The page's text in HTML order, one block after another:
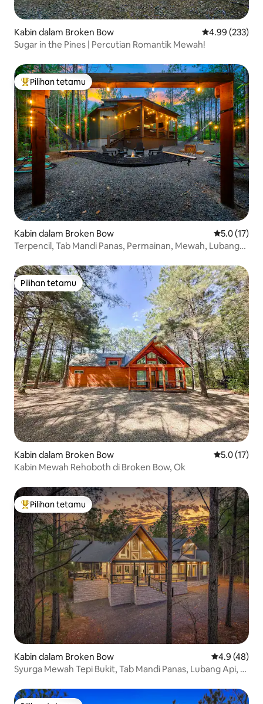
Kabin dalam Broken Bow Penarafan
4.99 (233)
Sugar in the Pines | Percutian Romantik Mewah!
Pilihan utama tetamu
Pilihan tetamu
Kabin dalam Broken Bow Penarafan
5.0 (17)
Terpencil, Tab Mandi Panas, Permainan, Mewah, Lubang
Pilihan tetamu
Pilihan tetamu
Kabin dalam Broken Bow Penarafan
5.0 (17)
Kabin Mewah Rehoboth di Broken Bow, Ok
Pilihan utama tetamu
Pilihan tetamu
Kabin dalam Broken Bow Penarafan
4.9 (48)
Syurga Mewah Tepi Bukit, Tab Mandi Panas, Lubang Api, 13